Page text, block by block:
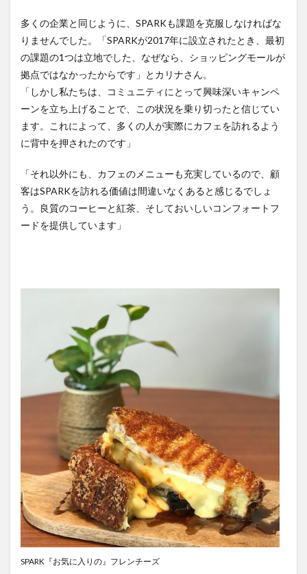
多くの企業と同じように、SPARKも課題を克服しなければな
りませんでした。「SPARKが2017年に設立されたとき、最初
の課題の1つは立地でした、なぜなら、ショッピングモールが
拠点ではなかったからです」とカリナさん。
「しかし私たちは、コミュニティにとって興味深いキャンペ
ーンを立ち上げることで、この状況を乗り切ったと信じてい
ます。これによって、多くの人が実際にカフェを訪れるよう
に背中を押されたのです」
「それ以外にも、カフェのメニューも充実しているので、顧
客はSPARKを訪れる価値は間違いなくあると感じるでしょ
う。良質のコーヒーと紅茶、そしておいしいコンフォートフ
ードを提供しています」
SPARK『お気に入りの』フレンチーズ